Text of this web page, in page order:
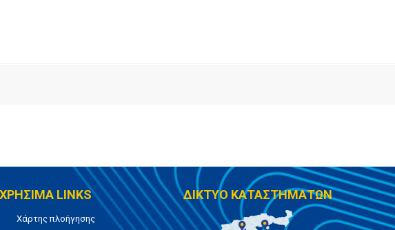
ΧΡΗΣΙΜΑ LINKS
Χάρτης πλοήγησης
ΔΙΚΤΥΟ ΚΑΤΑΣΤΗΜΑΤΩΝ